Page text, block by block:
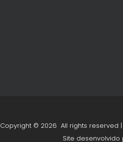
Copyright © 2026 All rights reserved
Site desenvolvido